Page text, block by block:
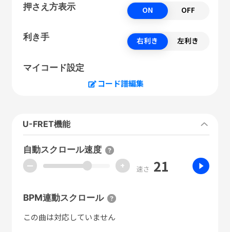
押さえ方表示 ON OFF
利き手 右利き 左利き
マイコード設定
コード譜編集
U-FRET機能
自動スクロール速度
ー + 速さ 21
BPM連動スクロール
この曲は対応していません